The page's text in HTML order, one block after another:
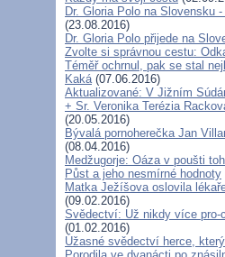
Dr. Gloria Polo na Slovensku
(23.08.2016)
Dr. Gloria Polo přijede na
Zvolte si správnou cestu:
Téměř ochrnul, pak se stal
Kaká(07.06.2016)
Aktualizované: V Jižním
+ Sr. Veronika Terézia
(20.05.2016)
Bývalá pornoherečka Jan
(08.04.2016)
Medžugorje: Oáza v poušti
Půst a jeho nesmírné hodnoty
Matka Ježíšova oslovila
(09.02.2016)
Svědectví: Už nikdy více pro-
(01.02.2016)
Úžasné svědectví herce,